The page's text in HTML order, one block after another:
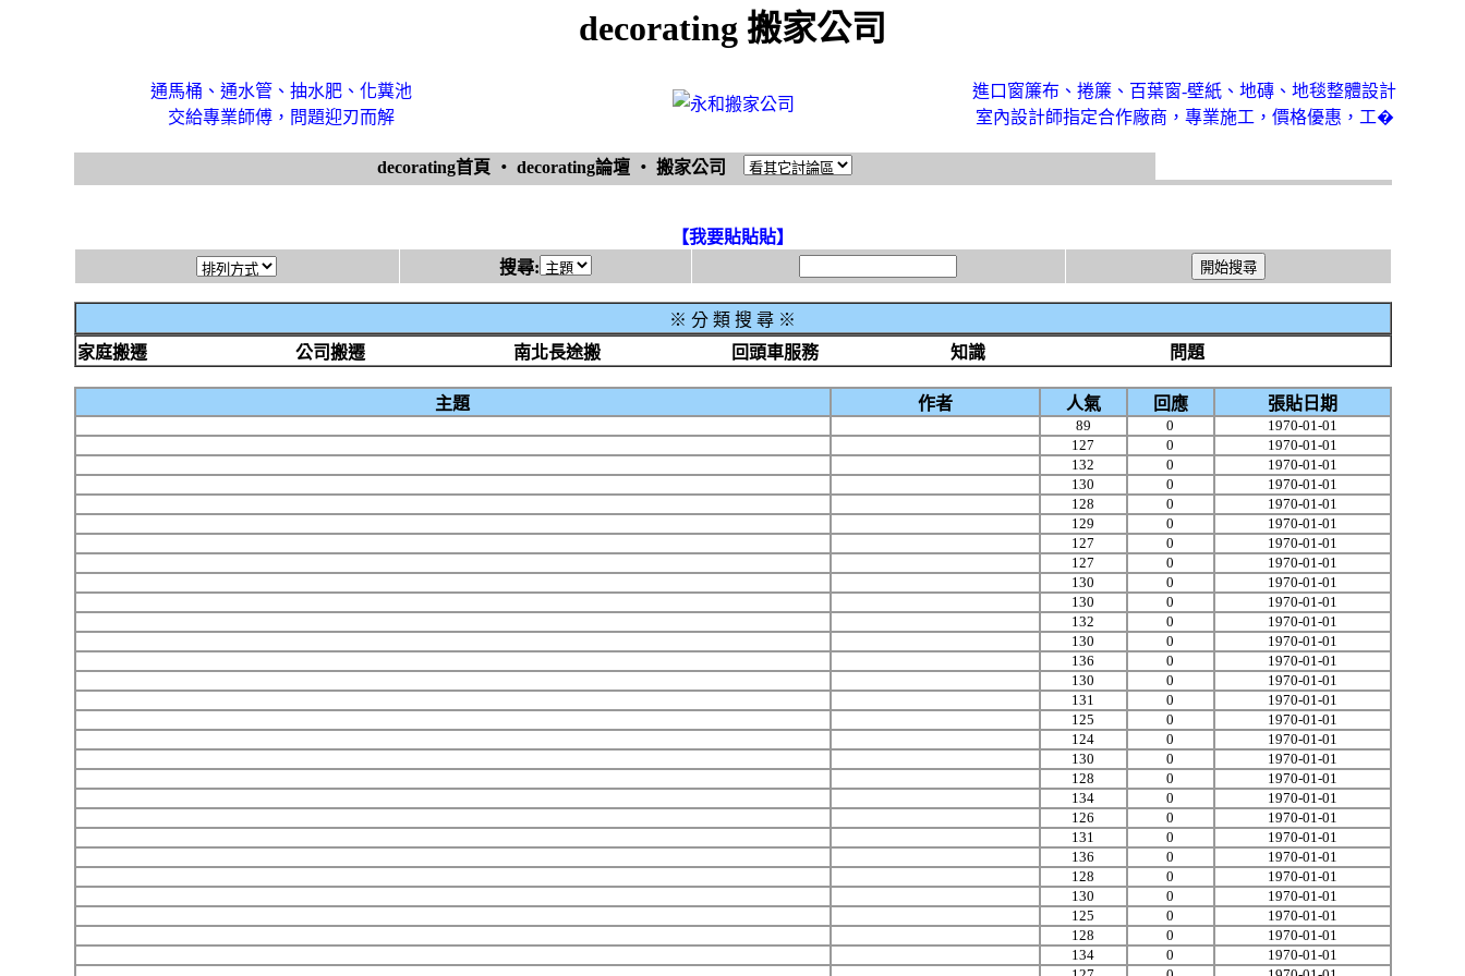
decorating 搬家公司
通馬桶、通水管、抽水肥、化糞池
交給專業師傅，問題迎刃而解
進口窗簾布、捲簾、百葉窗-壁紙、地磚、地毯整體設計
室內設計師指定合作廠商，專業施工，價格優惠，工�
decorating首頁 ‧ decorating論壇 ‧ 搬家公司
【我要貼貼貼】
搜尋:
※ 分 類 搜 尋 ※
家庭搬遷
公司搬遷 南北長途搬 回頭車服務 知識 問題
主題 作者 人氣 回應 張貼日期
89 0
1970-01-01
127
0
1970-01-01
132
0
1970-01-01
130
0
1970-01-01
128
0
1970-01-01
129
0
1970-01-01
127
0
1970-01-01
127
0
1970-01-01
130
0
1970-01-01
130
0
1970-01-01
132
0
1970-01-01
130
0
1970-01-01
136
0
1970-01-01
130
0
1970-01-01
131
0
1970-01-01
125
0
1970-01-01
124
0
1970-01-01
130
0
1970-01-01
128
0
1970-01-01
134
0
1970-01-01
126
0
1970-01-01
131
0
1970-01-01
136
0
1970-01-01
128
0
1970-01-01
130
0
1970-01-01
125
0
1970-01-01
128
0
1970-01-01
134
0
1970-01-01